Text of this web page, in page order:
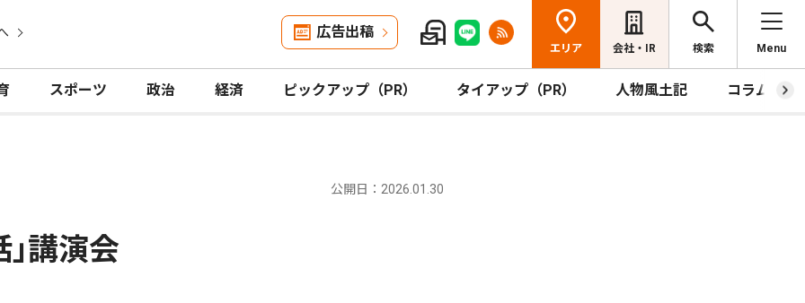
広告出稿
エリア 会社・IR 検索 Menu
スポーツ 政治 経済 ピックアップ（PR） タイアップ（PR） 人物風土記 コラム
公開日：2026.01.30
｣講演会